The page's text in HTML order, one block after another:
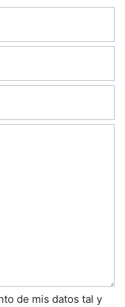
de mis datos tal y